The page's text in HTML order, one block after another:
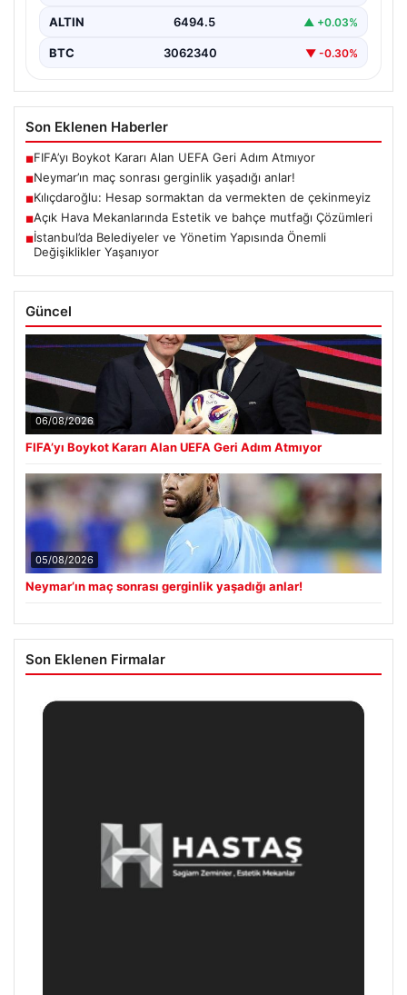
ALTIN 6494.5 ▲ +0.03%
BTC 3062340 ▼ -0.30%
Son Eklenen Haberler
■FIFA’yı Boykot Kararı Alan UEFA Geri Adım Atmıyor
■Neymar’ın maç sonrası gerginlik yaşadığı anlar!
■Kılıçdaroğlu: Hesap sormaktan da vermekten de çekinmeyiz
■Açık Hava Mekanlarında Estetik ve bahçe mutfağı Çözümleri
■İstanbul’da Belediyeler ve Yönetim Yapısında Önemli
Değişiklikler Yaşanıyor
Güncel
06/08/2026
FIFA’yı Boykot Kararı Alan UEFA Geri Adım Atmıyor
05/08/2026
Neymar’ın maç sonrası gerginlik yaşadığı anlar!
Son Eklenen Firmalar